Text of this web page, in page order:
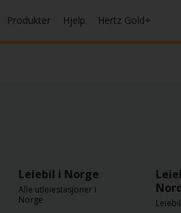
Produkter Hjelp Hertz Gold+
Leiebil i Norge
Alle utleiestasjoner i
Norge